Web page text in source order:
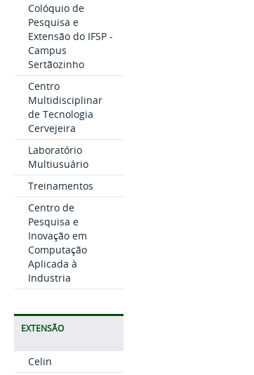
Colóquio de
Pesquisa e
Extensão do IFSP -
Campus
Sertãozinho
Centro
Multidisciplinar
de Tecnologia
Cervejeira
Laboratório
Multiusuário
Treinamentos
Centro de
Pesquisa e
Inovação em
Computação
Aplicada à
Industria
EXTENSÃO
Celin